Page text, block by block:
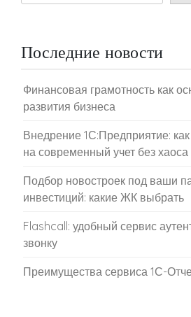
Последние новости
Финансовая грамотность как
развития бизнеса
Внедрение 1С:Предприятие:
на современный учет без хаоса
Подбор новостроек под ваши
инвестиций: какие ЖК выбрать
Flashcall: удобный сервис
звонку
Преимущества сервиса 1С-